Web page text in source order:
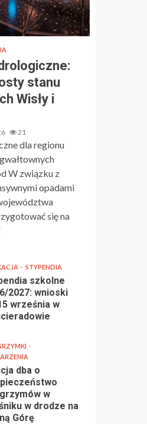
stanu
Wisły i
21
dla regionu
W związku z
opadami
się na
STYPENDIA
szkolne
2027: wnioski
września w
dba o
w
w drodze na
Górę